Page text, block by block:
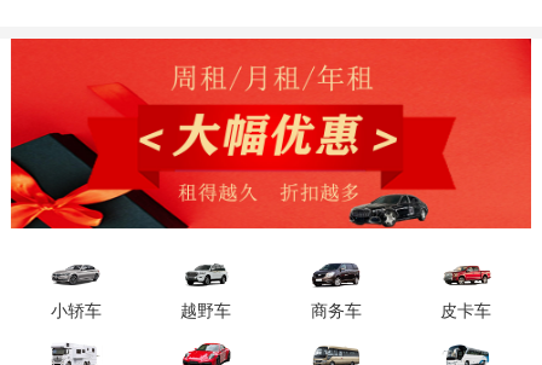
藏线旅游租车包车费用。
安润租车越野车系列：路虎揽胜、路
虎极光、路虎卫士、路虎发现、陆
巡、霸道、坦克300、路虎揽胜、路
虎卫士、奔驰g等.
小轿车 越野车 商务车 皮卡车